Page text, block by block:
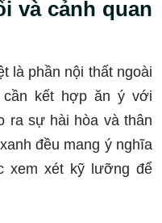
và cảnh quan
là phần nội thất ngoài
kết hợp ăn ý với
ra sự hài hòa và thân
đều mang ý nghĩa
xem xét kỹ lưỡng để